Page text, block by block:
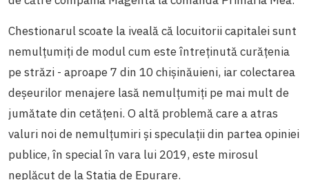
Chestionarul scoate la iveală că locuitorii capitalei sunt
nemulțumiți de modul cum este întreținută curățenia
pe străzi - aproape 7 din 10 chișinăuieni, iar colectarea
deșeurilor menajere lasă nemulțumiți pe mai mult de
jumătate din cetățeni. O altă problemă care a atras
valuri noi de nemulțumiri și speculații din partea opiniei
publice, în special în vara lui 2019, este mirosul
neplăcut de la Stația de Epurare.